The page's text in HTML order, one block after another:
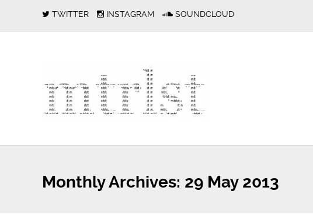
TWITTER INSTAGRAM SOUNDCLOUD
Monthly Archives: 29 May 2013